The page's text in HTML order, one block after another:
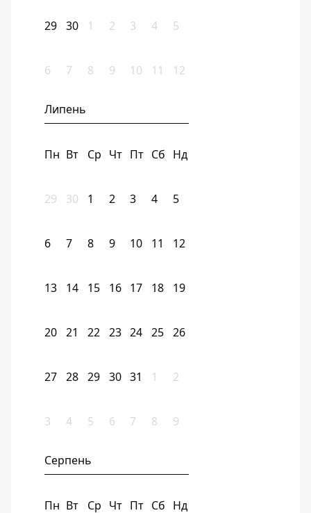
29 30 1 2 3 4 5
6 7 8 9 10 11 12
Липень
Пн Вт Ср Чт Пт Сб Нд
29 30 1 2 3 4 5
6 7 8 9 10 11 12
13 14 15 16 17 18 19
20 21 22 23 24 25 26
27 28 29 30 31 1 2
3 4 5 6 7 8 9
Серпень
Пн Вт Ср Чт Пт Сб Нд